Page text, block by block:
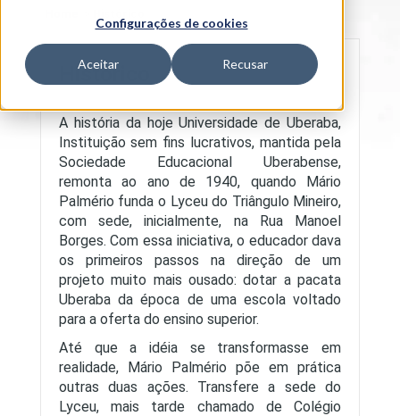
Configurações de cookies
Aceitar Recusar
Histórico
A história da hoje Universidade de Uberaba,
Instituição sem fins lucrativos, mantida pela
Sociedade Educacional Uberabense,
remonta ao ano de 1940, quando Mário
Palmério funda o Lyceu do Triângulo Mineiro,
com sede, inicialmente, na Rua Manoel
Borges. Com essa iniciativa, o educador dava
os primeiros passos na direção de um
projeto muito mais ousado: dotar a pacata
Uberaba da época de uma escola voltado
para a oferta do ensino superior.
Até que a idéia se transformasse em
realidade, Mário Palmério põe em prática
outras duas ações. Transfere a sede do
Lyceu, mais tarde chamado de Colégio